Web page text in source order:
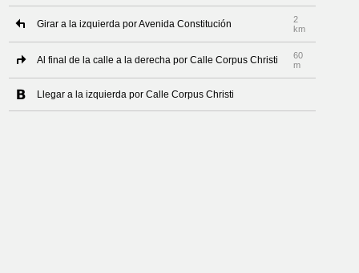
Girar a la izquierda por Avenida Constitución
2
km
Al final de la calle a la derecha por Calle Corpus Christi
60
m
Llegar a la izquierda por Calle Corpus Christi